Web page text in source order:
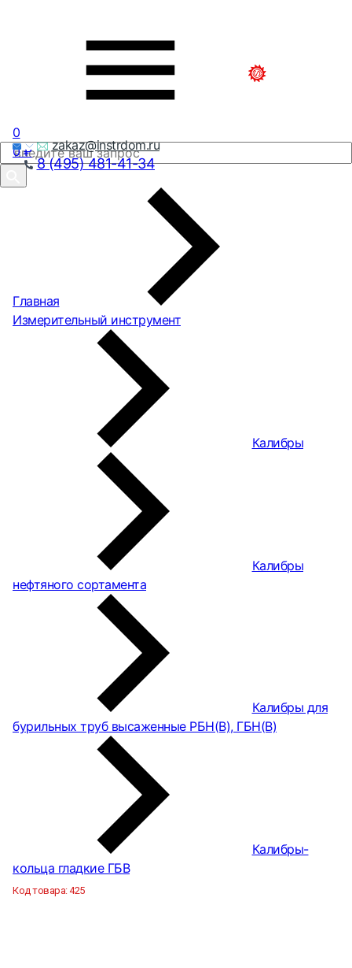
zakaz@instrdom.ru
8 (495) 481-41-34
0
0₽
Главная
Измерительный инструмент
Калибры
Калибры
нефтяного сортамента
Калибры для
бурильных труб высаженные РБН(В), ГБН(В)
Калибры-
кольца гладкие ГБВ
Код товара:425